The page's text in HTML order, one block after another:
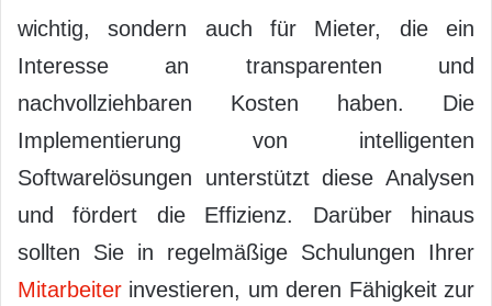
wichtig, sondern auch für Mieter, die ein
Interesse an transparenten und
nachvollziehbaren Kosten haben. Die
Implementierung von intelligenten
Softwarelösungen unterstützt diese Analysen
und fördert die Effizienz. Darüber hinaus
sollten Sie in regelmäßige Schulungen Ihrer
Mitarbeiter investieren, um deren Fähigkeit zur